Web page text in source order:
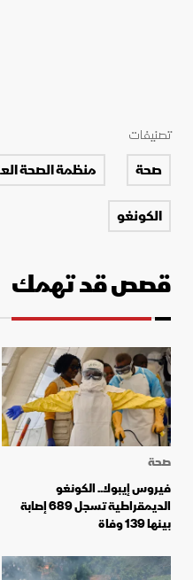
تصنيفات
صحة منظمة الصحة
الكونغو
قصص قد تهمك
صحة
فيروس إيبولا.. الكونغو
الديمقراطية تسجل 689 إصابة
بينها 139 وفاة